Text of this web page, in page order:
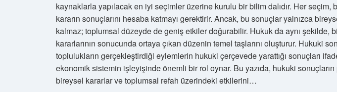
kaynaklarla yapılacak en iyi seçimler üzerine kurulu bir bilim dalıdır. Her seçim,
kararın sonuçlarını hesaba katmayı gerektirir. Ancak, bu sonuçlar yalnızca
kalmaz; toplumsal düzeyde de geniş etkiler doğurabilir. Hukuk da aynı şekilde,
kararlarının sonucunda ortaya çıkan düzenin temel taşlarını oluşturur. Hukuki
toplulukların gerçekleştirdiği eylemlerin hukuki çerçevede yarattığı sonuçları
ekonomik sistemin işleyişinde önemli bir rol oynar. Bu yazıda, hukuki
bireysel kararlar ve toplumsal refah üzerindeki etkilerini…